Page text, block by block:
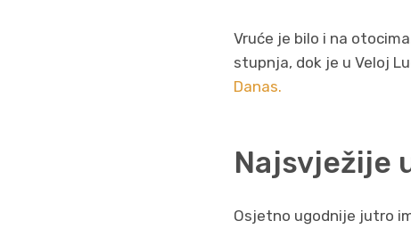
Vruće je bilo i na
stupnja, dok je u Veloj
Danas.
Najsvježije
Osjetno ugodnije jutro